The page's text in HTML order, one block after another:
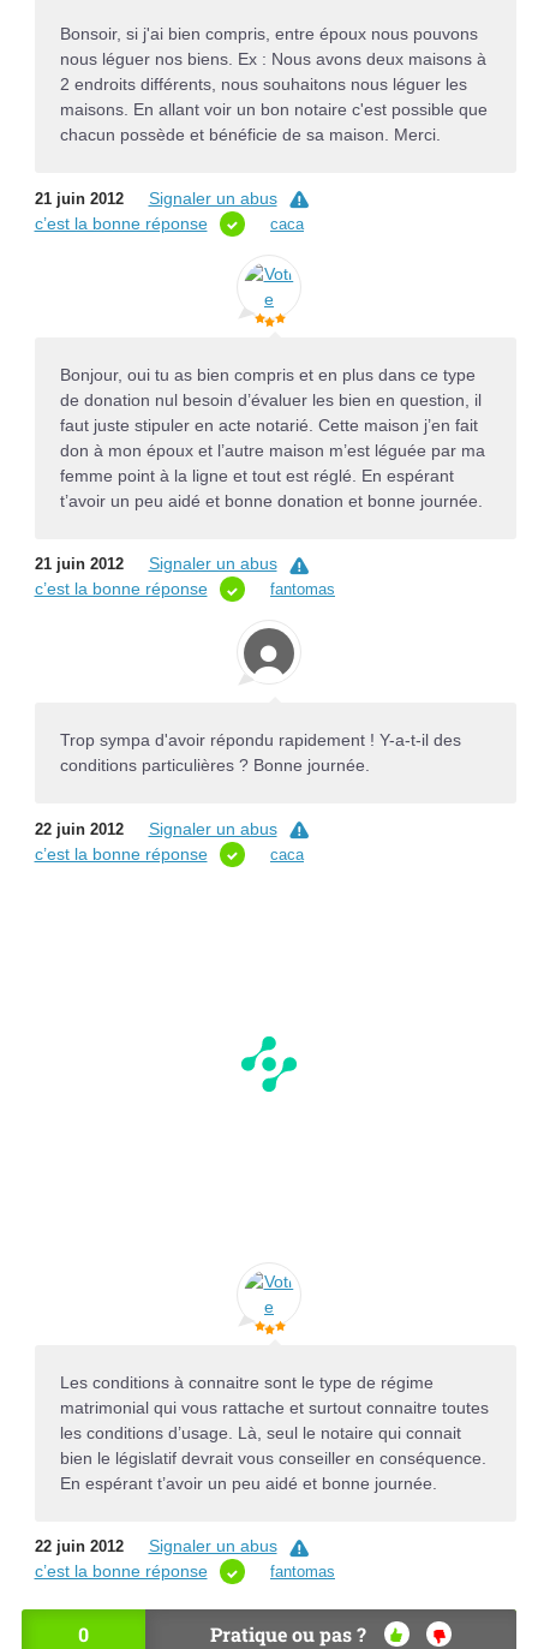
Bonsoir, si j'ai bien compris, entre époux nous pouvons
nous léguer nos biens. Ex : Nous avons deux maisons à
2 endroits différents, nous souhaitons nous léguer les
maisons. En allant voir un bon notaire c'est possible que
chacun possède et bénéficie de sa maison. Merci.
21 juin 2012
Signaler un abus
c’est la bonne réponse
caca
Bonjour, oui tu as bien compris et en plus dans ce type
de donation nul besoin d’évaluer les bien en question, il
faut juste stipuler en acte notarié. Cette maison j’en fait
don à mon époux et l’autre maison m’est léguée par ma
femme point à la ligne et tout est réglé. En espérant
t’avoir un peu aidé et bonne donation et bonne journée.
21 juin 2012
Signaler un abus
c’est la bonne réponse
fantomas
Trop sympa d'avoir répondu rapidement ! Y-a-t-il des
conditions particulières ? Bonne journée.
22 juin 2012
Signaler un abus
c’est la bonne réponse
caca
Les conditions à connaitre sont le type de régime
matrimonial qui vous rattache et surtout connaitre toutes
les conditions d’usage. Là, seul le notaire qui connait
bien le législatif devrait vous conseiller en conséquence.
En espérant t’avoir un peu aidé et bonne journée.
22 juin 2012
Signaler un abus
c’est la bonne réponse
fantomas
0 Pratique ou pas ?